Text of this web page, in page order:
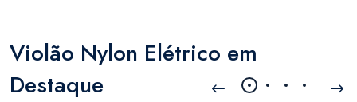
Violão Nylon Elétrico em
Destaque